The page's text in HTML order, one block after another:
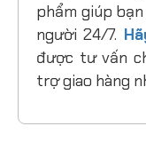
phẩm giúp
người 24/7.
được tư vấn
trợ giao hàng